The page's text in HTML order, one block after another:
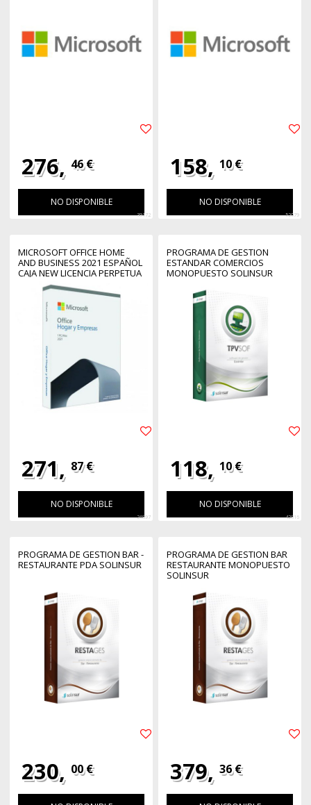
276, 46 €
NO DISPONIBLE
39172
158, 10 €
NO DISPONIBLE
52079
MICROSOFT OFFICE HOME
AND BUSINESS 2021 ESPAÑOL
CAJA NEW LICENCIA PERPETUA
271, 87 €
NO DISPONIBLE
26897
PROGRAMA DE GESTION
ESTANDAR COMERCIOS
MONOPUESTO SOLINSUR
118, 10 €
NO DISPONIBLE
42816
PROGRAMA DE GESTION BAR -
RESTAURANTE PDA SOLINSUR
230, 00 €
PROGRAMA DE GESTION BAR
RESTAURANTE MONOPUESTO
SOLINSUR
379, 36 €